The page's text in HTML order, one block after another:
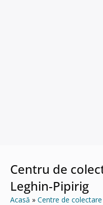
Centru de
Leghin-Pipirig
Acasă
Centre de colectare